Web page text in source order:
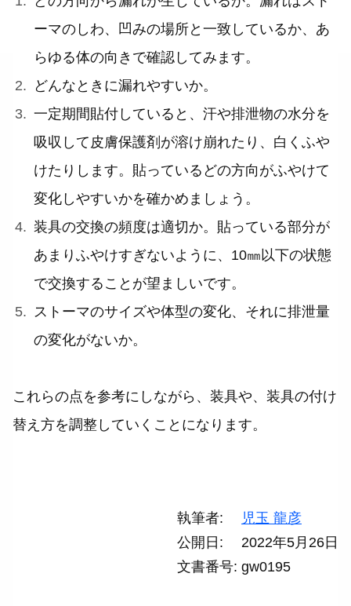
ーマのしわ、凹みの場所と一致しているか、あ
らゆる体の向きで確認してみます。
どんなときに漏れやすいか。
一定期間貼付していると、汗や排泄物の水分を
吸収して皮膚保護剤が溶け崩れたり、白くふや
けたりします。貼っているどの方向がふやけて
変化しやすいかを確かめましょう。
装具の交換の頻度は適切か。貼っている部分が
あまりふやけすぎないように、10㎜以下の状態
で交換することが望ましいです。
ストーマのサイズや体型の変化、それに排泄量
の変化がないか。
これらの点を参考にしながら、装具や、装具の付け
替え方を調整していくことになります。
執筆者
児玉 龍彦
公開日
2022年5月26日
文書番号 gw0195